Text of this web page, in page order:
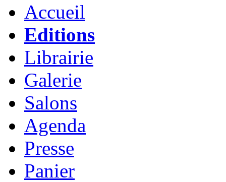
Accueil
Editions
Librairie
Galerie
Salons
Agenda
Presse
Panier